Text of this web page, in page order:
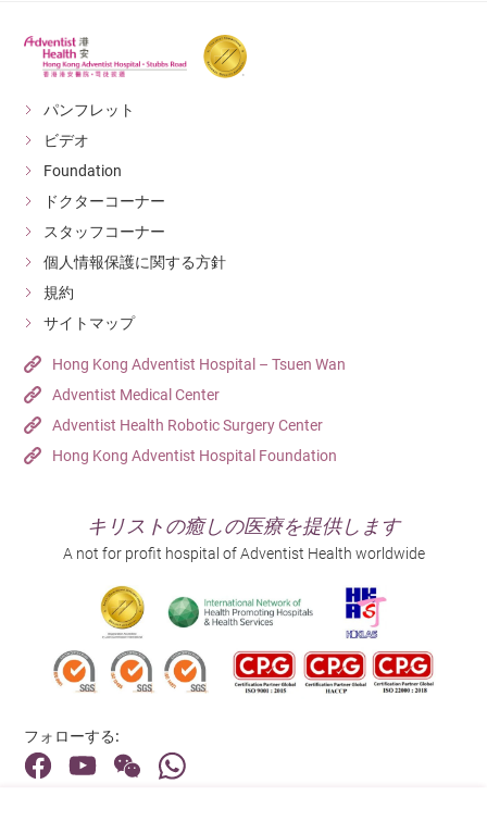
パンフレット
ビデオ
Foundation
ドクターコーナー
スタッフコーナー
個人情報保護に関する方針
規約
サイトマップ
Hong Kong Adventist Hospital – Tsuen Wan
Adventist Medical Center
Adventist Health Robotic Surgery Center
Hong Kong Adventist Hospital Foundation
キリストの癒しの医療を提供します
A not for profit hospital of Adventist Health worldwide
フォローする: